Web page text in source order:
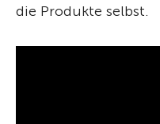
die Produkte selbst.